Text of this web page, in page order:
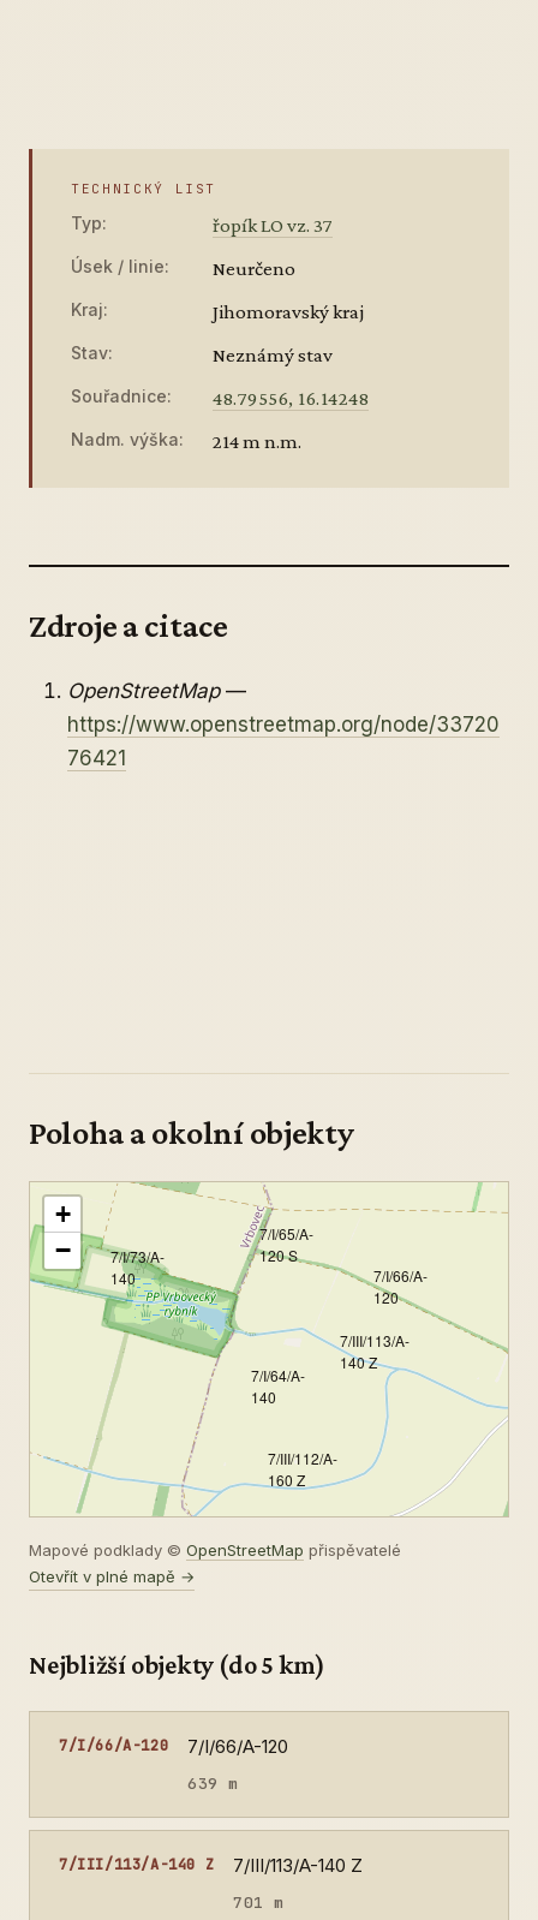
TECHNICKÝ LIST
Typ: řopík LO vz. 37
Úsek / linie: Neurčeno
Kraj: Jihomoravský kraj
Stav: Neznámý stav
Souřadnice: 48.79556, 16.14248
Nadm. výška: 214 m n.m.
Zdroje a citace
OpenStreetMap—
https://www.openstreetmap.org/node/33720
76421
Poloha a okolní objekty
7/I/65/A-
120 S
7/I/66/A-
120
7/III/113/A-
140 Z
7/I/64/A-
140
7/I/73/A-
140
7/III/112/A-
160 Z
+
−
Mapové podklady © OpenStreetMap přispěvatelé
Otevřít v plné mapě →
Nejbližší objekty (do 5 km)
7/I/66/A-120 7/I/66/A-120
639 m
7/III/113/A-140 Z 7/III/113/A-140 Z
701 m